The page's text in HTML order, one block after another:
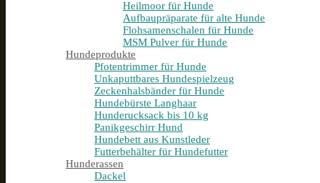
Heilmoor für Hunde
Aufbaupräparate für alte Hunde
Flohsamenschalen für Hunde
MSM Pulver für Hunde
Hundeprodukte
Pfotentrimmer für Hunde
Unkaputtbares Hundespielzeug
Zeckenhalsbänder für Hunde
Hundebürste Langhaar
Hunderucksack bis 10 kg
Panikgeschirr Hund
Hundebett aus Kunstleder
Futterbehälter für Hundefutter
Hunderassen
Dackel